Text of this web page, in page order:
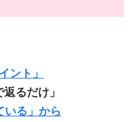
ント」
るだけ」
いる」から